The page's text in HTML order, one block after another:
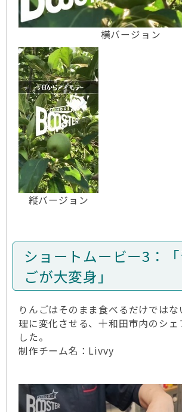
横バージョン
縦バージョン
ショートムービー3：
ごが大変身」
りんごはそのまま食べるだけではな
理に変化させる、十和田市内のシェ
した。
制作チーム名：Livvy